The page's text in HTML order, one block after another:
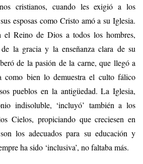
cristianos, cuando les exigió a los
esposas como Cristo amó a su Iglesia.
el Reino de Dios a todos los hombres,
la gracia y la enseñanza clara de su
de la pasión de la carne, que llegó a
como bien lo demuestra el culto fálico
pueblos en la antigüedad. La Iglesia,
indisoluble, ‘incluyó’ también a los
Cielos, propiciando que creciesen en
los adecuados para su educación y
ha sido ‘inclusiva’, no faltaba más.